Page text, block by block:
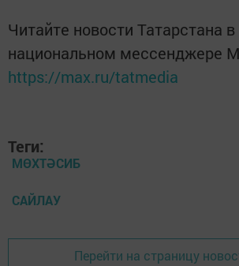
Читайте новости Татарстана в
национальном мессенджере
https://max.ru/tatmedia
Теги:
МӨХТӘСИБ
САЙЛАУ
Перейти на страницу